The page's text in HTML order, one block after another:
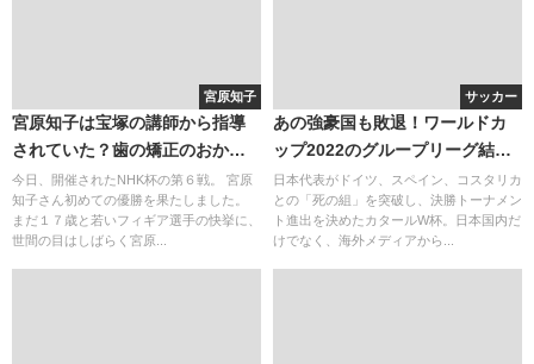
宮原知子
宮原知子は宝塚の講師から指導
されていた？歯の矯正のおかげ
で可愛いくなってる！すでに2ch
などでファンが多い
今日、開催されたNHK杯の第６戦。 宮原
知子さん初めての優勝を果たしました。
まだ１７歳と若いフィギア選手の快挙に、
世間の目はしばらく宮原...
サッカー
あの強豪国も敗退！ワールドカ
ップ2022のグループリーグ結果
まとめ
日本代表がドイツ、スペイン、コスタリカ
との「死の組」を突破し、決勝トーナメン
ト進出を決めたカタールW杯。日本国内だ
けでなく、海外メディアから...